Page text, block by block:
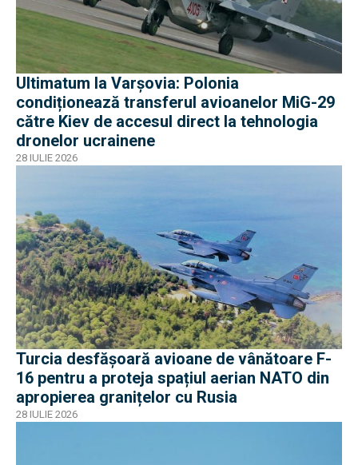
Ultimatum la Varșovia: Polonia
condiționează transferul avioanelor MiG-29
către Kiev de accesul direct la tehnologia
dronelor ucrainene
28 IULIE 2026
Turcia desfășoară avioane de vânătoare F-
16 pentru a proteja spațiul aerian NATO din
apropierea granițelor cu Rusia
28 IULIE 2026